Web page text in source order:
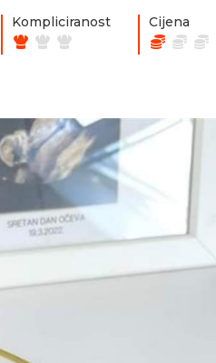
Kompliciranost Cijena